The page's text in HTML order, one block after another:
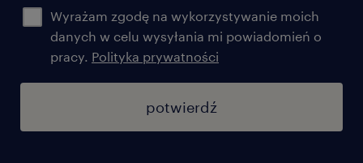
Wyrażam zgodę na wykorzystywanie moich
danych w celu wysyłania mi powiadomień o
pracy. Polityka prywatności
potwierdź